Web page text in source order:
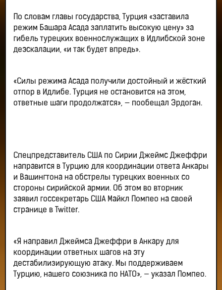
По словам главы государства, Турция «заставила
режим Башара Асада заплатить высокую цену» за
гибель турецких военнослужащих в Идлибской зоне
деэскалации, «и так будет впредь».
«Силы режима Асада получили достойный и жёсткий
отпор в Идлибе. Турция не остановится на этом,
ответные шаги продолжатся», — пообещал Эрдоган.
Спецпредставитель США по Сирии Джеймс Джеффри
направится в Турцию для координации ответа Анкары
и Вашингтона на обстрелы турецких военных со
стороны сирийской армии. Об этом во вторник
заявил госсекретарь США Майкл Помпео на своей
странице в Twitter.
«Я направил Джеймса Джеффри в Анкару для
координации ответных шагов на эту
дестабилизирующую атаку. Мы поддерживаем
Турцию, нашего союзника по НАТО», — указал Помпео.